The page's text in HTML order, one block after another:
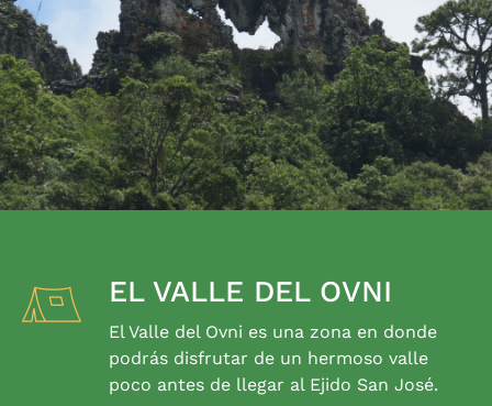
EL VALLE DEL OVNI
El Valle del Ovni es una zona en donde
podrás disfrutar de un hermoso valle
poco antes de llegar al Ejido San José.